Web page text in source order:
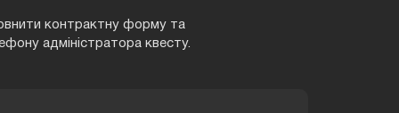
контрактну форму та
адміністратора квесту.